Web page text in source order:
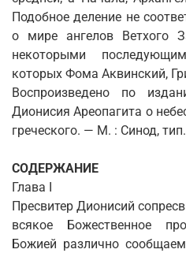
Подобное деление не
о мире ангелов Ветхого
некоторыми
которых Фома Аквинский,
Воспроизведено по
Дионисия Ареопагита о
греческого. — М. : Синод,
СОДЕРЖАНИЕ
Глава I
Пресвитер Дионисий
всякое Божественное
Божией различно